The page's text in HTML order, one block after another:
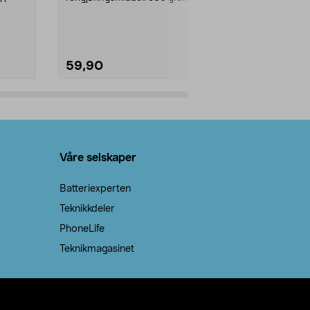
59,90
Våre selskaper
Batteriexperten
Teknikkdeler
PhoneLife
Teknikmagasinet